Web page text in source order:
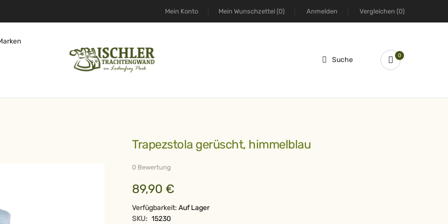
Mein Konto Mein Wunschzettel (0) Anmelden Vergleichen (0)
Suche 0
Trapezstola gerüscht, himmelblau
0 Bewertung
89,90 €
Verfügbarkeit: Auf Lager
SKU: 15230